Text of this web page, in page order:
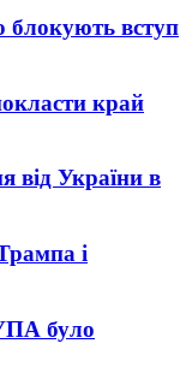
блокують вступ
край
від України в
і
було